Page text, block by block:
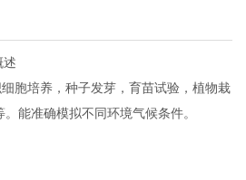
述
胞培养，种子发芽，育苗试验，植物栽
能准确模拟不同环境气候条件。